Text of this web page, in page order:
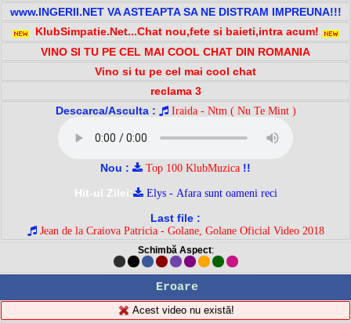
www.INGERII.NET VA ASTEAPTA SA NE DISTRAM IMPREUNA!!!
KlubSimpatie.Net...Chat nou,fete si baieti,intra acum!
VINO SI TU PE CEL MAI COOL CHAT DIN ROMANIA
Vino si tu pe cel mai cool chat
reclama 3
Descarca/Asculta :
Iraida - Ntm ( Nu Te Mint )
Nou : Top 100 KlubMuzica !!
Hit-ul Zilei:
Elys - Afara sunt oameni reci
Last file :
Jean de la Craiova Patricia - Golane, Golane Oficial Video 2018
Schimbă Aspect:
Eroare
Acest video nu există!